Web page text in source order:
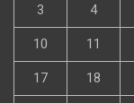
3 4
10 11
17 18